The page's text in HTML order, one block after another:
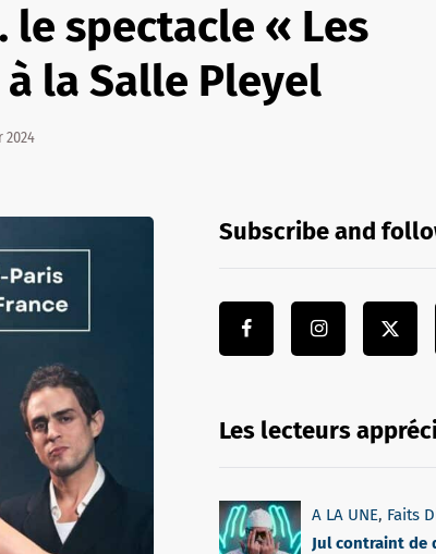
le spectacle « Les
la Salle Pleyel
2024
Subscribe and
Les lecteurs
A LA UNE, Faits
Jul contraint de